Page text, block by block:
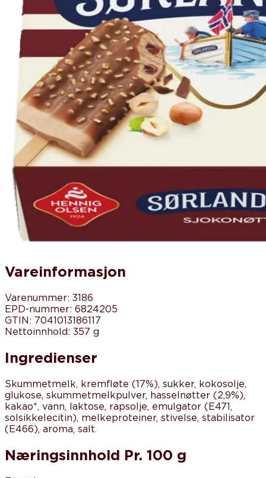
Vareinformasjon
Varenummer: 3186
EPD-nummer: 6824205
GTIN: 7041013186117
Nettoinnhold: 357 g
Ingredienser
Skummetmelk, kremfløte (17%), sukker, kokosolje,
glukose, skummetmelkpulver, hasselnøtter (2,9%),
kakao*, vann, laktose, rapsolje, emulgator (E471,
solsikkelecitin), melkeproteiner, stivelse, stabilisator
(E466), aroma, salt.
Næringsinnhold Pr. 100 g